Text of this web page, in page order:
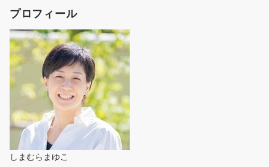
プロフィール
しまむらまゆこ